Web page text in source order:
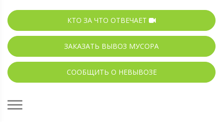
КТО ЗА ЧТО ОТВЕЧАЕТ
ЗАКАЗАТЬ ВЫВОЗ МУСОРА
СООБЩИТЬ О НЕВЫВОЗЕ